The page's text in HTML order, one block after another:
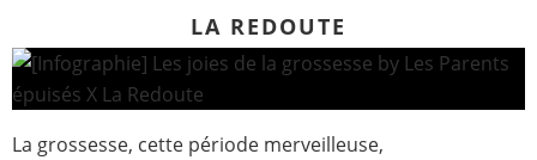
LA REDOUTE
La grossesse, cette période merveilleuse,